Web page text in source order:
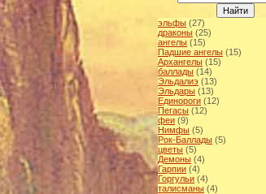
эльфы (27)
драконы (25)
ангелы (15)
Падшие ангелы (15)
Архангелы (15)
баллады (14)
Эльдалиэ (13)
Эльдары (13)
Единороги (12)
Пегасы (12)
феи (9)
Нимфы (5)
Рок-Баллады (5)
цветы (5)
Демоны (4)
Гарпии (4)
Горгульи (4)
талисманы (4)